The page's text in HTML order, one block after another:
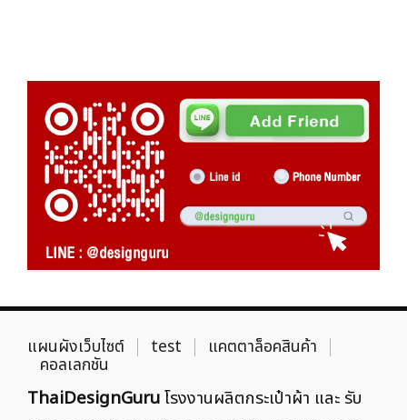
แผนผังเว็บไซต์ test แคตตาล็อคสินค้า
คอลเลกชัน
ThaiDesignGuruโรงงานผลิตกระเป๋าผ้า และ รับ